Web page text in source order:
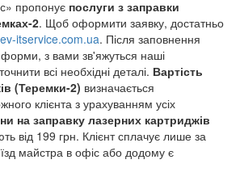
Кадетський Гай
Рибальський полуострів
Університетське містечко
Експоцентр України
Вітряні Гори
Жуляни
Караваєві Дачі
Пуща-Водиця
Турецьке містечко
пропонує послуги з заправки
2. Щоб оформити заявку, достатньо
itservice.com.ua. Після заповнення
форми, з вами зв'яжуться наші
всі необхідні деталі. Вартість
(Теремки-2) визначається
клієнта з урахуванням усіх
на заправку лазерних картриджів
від 199 грн. Клієнт сплачує лише за
майстра в офіс або додому є